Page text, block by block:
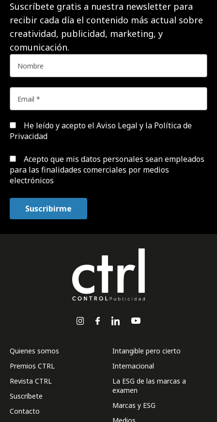
Suscríbete gratis a nuestra newsletter para
recibir cada día el contenido más actual sobre
creatividad, publicidad, marketing, y
comunicación.
He leído y acepto el Aviso Legal y la Política de
Privacidad
Acepto que mis datos personales sean empleados
para las finalidades comerciales por medios
electrónicos
Quienes somos
Premios CTRL
Revista CTRL
Suscríbete
Contacto
Intangible pero cierto
Internacional
La ESG de las marcas a
examen
Marcas y ESG